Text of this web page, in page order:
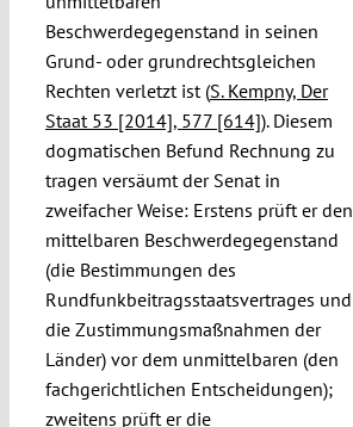
Beschwerdegegenstand in seinen
Grund- oder grundrechtsgleichen
Rechten verletzt ist (S. Kempny, Der
Staat 53 [2014], 577 [614]). Diesem
dogmatischen Befund Rechnung zu
tragen versäumt der Senat in
zweifacher Weise: Erstens prüft er den
mittelbaren Beschwerdegegenstand
(die Bestimmungen des
Rundfunkbeitragsstaatsvertrages und
die Zustimmungsmaßnahmen der
Länder) vor dem unmittelbaren (den
fachgerichtlichen Entscheidungen);
zweitens prüft er die